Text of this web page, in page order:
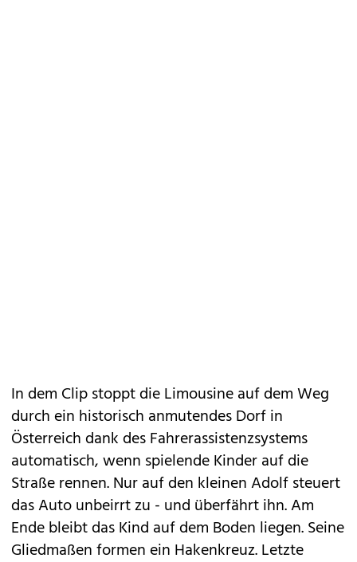
In dem Clip stoppt die Limousine auf dem Weg
durch ein historisch anmutendes Dorf in
Österreich dank des Fahrerassistenzsystems
automatisch, wenn spielende Kinder auf die
Straße rennen. Nur auf den kleinen Adolf steuert
das Auto unbeirrt zu - und überfährt ihn. Am
Ende bleibt das Kind auf dem Boden liegen. Seine
Gliedmaßen formen ein Hakenkreuz. Letzte